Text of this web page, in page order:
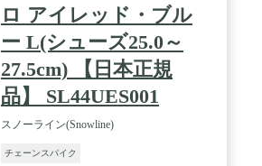
ロ アイレッド・ブル
ー L(シューズ25.0～
27.5cm) 【日本正規
品】 SL44UES001
スノーライン(Snowline)
チェーンスパイク